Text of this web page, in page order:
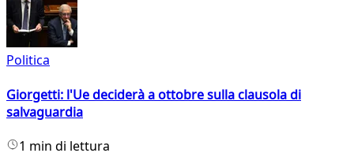
Politica
Giorgetti: l'Ue deciderà a ottobre sulla clausola di
salvaguardia
1 min di lettura